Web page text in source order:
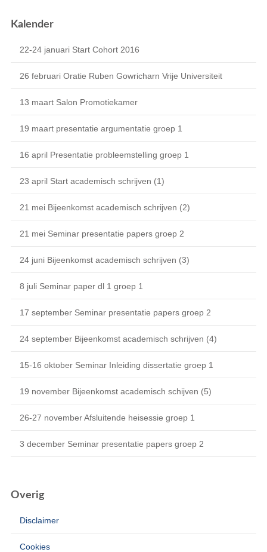
Kalender
22-24 januari Start Cohort 2016
26 februari Oratie Ruben Gowricharn Vrije Universiteit
13 maart Salon Promotiekamer
19 maart presentatie argumentatie groep 1
16 april Presentatie probleemstelling groep 1
23 april Start academisch schrijven (1)
21 mei Bijeenkomst academisch schrijven (2)
21 mei Seminar presentatie papers groep 2
24 juni Bijeenkomst academisch schrijven (3)
8 juli Seminar paper dl 1 groep 1
17 september Seminar presentatie papers groep 2
24 september Bijeenkomst academisch schrijven (4)
15-16 oktober Seminar Inleiding dissertatie groep 1
19 november Bijeenkomst academisch schijven (5)
26-27 november Afsluitende heisessie groep 1
3 december Seminar presentatie papers groep 2
Overig
Disclaimer
Cookies